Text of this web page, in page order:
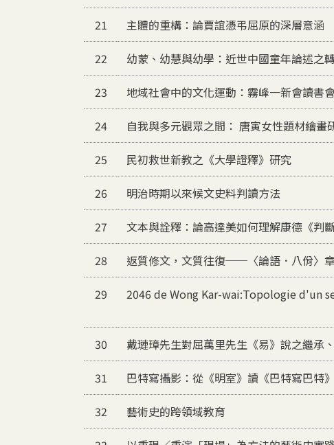
21 主體的重構：論賈誼憑弔屈原的深層意涵
22 幼蒙、幼慧與幼學：近世中國童年論述之
23 地域社會中的文化運動：霧峰一新會讀書
24 自我與多元觀眾之間： 唐寅女性題材繪畫
25 民初救世新教之《大學證釋》研究
26 明治時期以來候文史料判讀方法
27 文本與詮釋：論高達美如何理解康德《判
28 返質修文，文質往復──〈論語．八佾〉
29 2046 de Wong Kar-wai:Topologie d'un
30 戴璉璋先生對屈萬里先生《易》說之繼承
31 巴特寫攝影：從《明室》讀《巴特寫巴特》
32 藝術史的跨領域教育